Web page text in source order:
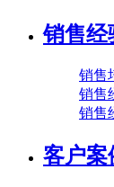
销售经
销售
销售
销售
客户案